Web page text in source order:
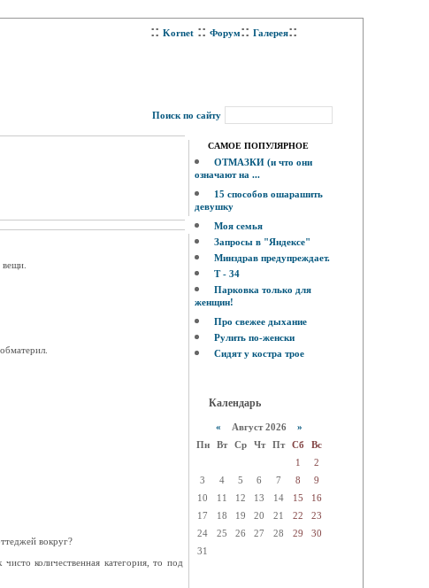
:: Kornet :: Форум:: Галерея::
Поиск по сайту
вокруг?
количественная категория, то под
САМОЕ ПОПУЛЯРНОЕ
ОТМАЗКИ (и что они
означают на ...
15 способов ошарашить
девушку
Моя семья
Запросы в "Яндексе"
Минздрав предупреждает.
Т - 34
Парковка только для
женщин!
Про свежее дыхание
Рулить по-женски
Сидят у костра трое
Календарь
« Август 2026 »
Пн
Вт Ср Чт Пт Сб
Вс
1
2
3
4 5 6 7 8
9
10
11 12 13 14 15
16
17
18 19 20 21 22
23
24
25 26 27 28 29
30
31